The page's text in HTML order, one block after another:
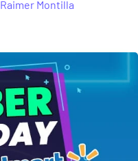
Raimer Montilla